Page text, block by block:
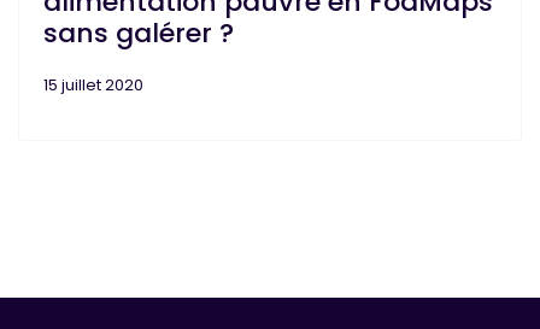
sans galérer ?
15 juillet 2020